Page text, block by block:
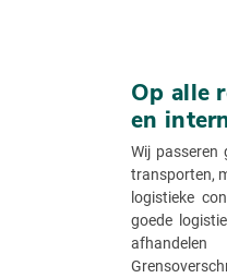
Op alle
en
Wij passeren
transporten,
logistieke
goede